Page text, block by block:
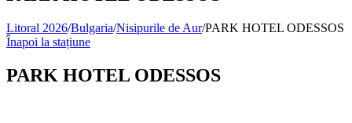
Litoral 2026/Bulgaria/Nisipurile de Aur/PARK HOTEL ODESSOS
Înapoi la stațiune
PARK HOTEL ODESSOS